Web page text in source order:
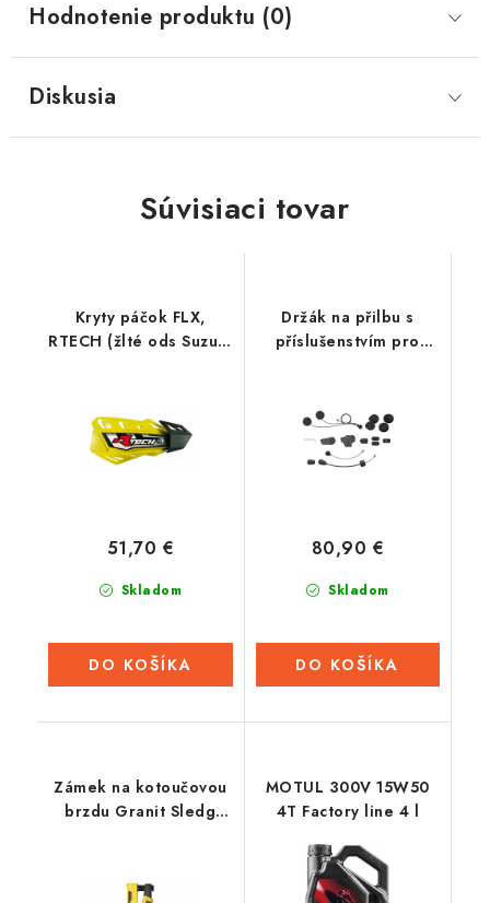
Hodnotenie produktu (0)
Diskusia
Súvisiaci tovar
Kryty páčok FLX,
RTECH (žlté ods Suzuki
Skladom
51,70 €
DO KOŠÍKA
Držák na přilbu s
příslušenstvím pro
Skladom
80,90 €
DO KOŠÍKA
Zámek na kotoučovou
brzdu Granit Sledg
žlutý)
MOTUL 300V 15W50
4T Factory line 4 l